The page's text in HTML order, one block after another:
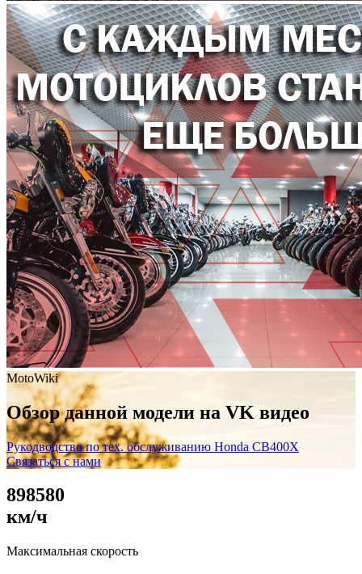
MotoWiki
Обзор данной модели на VK видео
Рукодводство по тех. обслуживанию Honda CB400X
Связаться с нами
898580
км/ч
Максимальная скорость